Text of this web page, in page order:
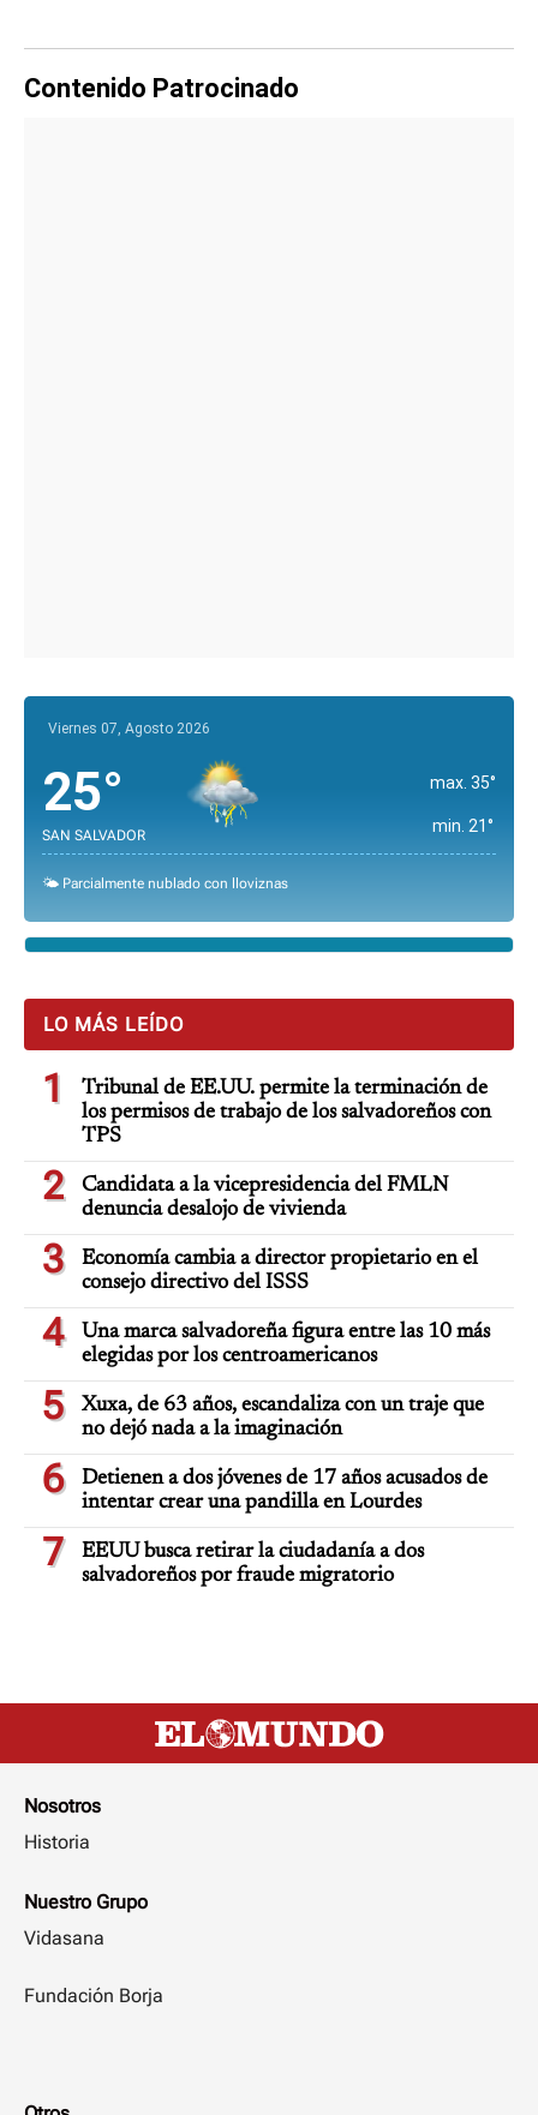
Contenido Patrocinado
Viernes 07, Agosto 2026
25°
SAN SALVADOR
max. 35°
min. 21°
🌤️ Parcialmente nublado con lloviznas
LO MÁS LEÍDO
1
Tribunal de EE.UU. permite la terminación de
los permisos de trabajo de los salvadoreños con
TPS
2
Candidata a la vicepresidencia del FMLN
denuncia desalojo de vivienda
3
Economía cambia a director propietario en el
consejo directivo del ISSS
4
Una marca salvadoreña figura entre las 10 más
elegidas por los centroamericanos
5
Xuxa, de 63 años, escandaliza con un traje que
no dejó nada a la imaginación
6
Detienen a dos jóvenes de 17 años acusados de
intentar crear una pandilla en Lourdes
7
EEUU busca retirar la ciudadanía a dos
salvadoreños por fraude migratorio
Nosotros
Historia
Nuestro Grupo
Vidasana
Fundación Borja